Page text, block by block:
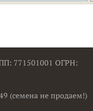
771501001 ОГРН:
(семена не продаем!)